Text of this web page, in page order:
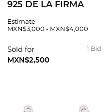
925 DE LA FIRMA
con resina y cristal
Estimate
MXN$3,000 - MXN$4,000
1 Bid
Sold for
MXN$2,500